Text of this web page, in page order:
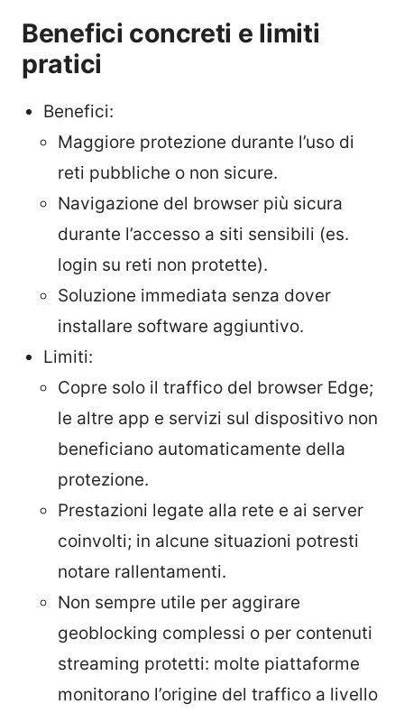
Benefici concreti e limiti
pratici
Benefici:
Maggiore protezione durante l’uso di
reti pubbliche o non sicure.
Navigazione del browser più sicura
durante l’accesso a siti sensibili (es.
login su reti non protette).
Soluzione immediata senza dover
installare software aggiuntivo.
Limiti:
Copre solo il traffico del browser Edge;
le altre app e servizi sul dispositivo non
beneficiano automaticamente della
protezione.
Prestazioni legate alla rete e ai server
coinvolti; in alcune situazioni potresti
notare rallentamenti.
Non sempre utile per aggirare
geoblocking complessi o per contenuti
streaming protetti: molte piattaforme
monitorano l’origine del traffico a livello